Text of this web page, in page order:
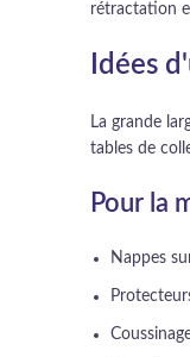
rétractation
Idées
La grande
tables de
Pour la
Nappes